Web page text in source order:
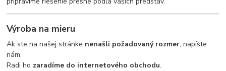
Výroba na mieru
Ak ste na našej stránke nenašli požadovaný rozmer, napíšte
nám.
Radi ho zaradíme do internetového obchodu.